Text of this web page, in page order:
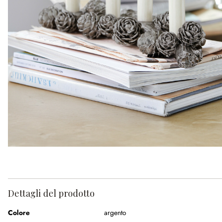
Dettagli del prodotto
Colore
argento